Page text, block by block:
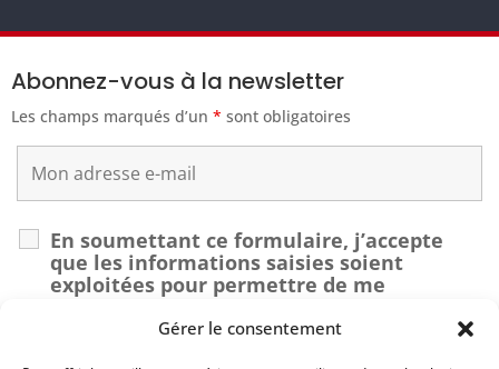
Gérer le consentement
Abonnez-vous à la newsletter
Les champs marqués d’un * sont obligatoires
En soumettant ce formulaire, j’accepte
que les informations saisies soient
exploitées pour permettre de me